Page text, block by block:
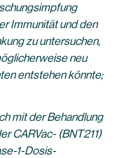
Immunität und den
zu untersuchen,
neu
entstehen könnte;
mit der Behandlung
CARVac- (BNT211)
1-Dosis-